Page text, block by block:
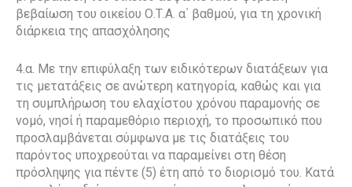
βεβαίωση του οικείου Ο.Τ.Α. α΄ βαθμού, για τη χρονική
διάρκεια της απασχόλησης
4.α. Με την επιφύλαξη των ειδικότερων διατάξεων για
τις μετατάξεις σε ανώτερη κατηγορία, καθώς και για
τη συμπλήρωση του ελαχίστου χρόνου παραμονής σε
νομό, νησί ή παραμεθόριο περιοχή, το προσωπικό που
προσλαμβάνεται σύμφωνα με τις διατάξεις του
παρόντος υποχρεούται να παραμείνει στη θέση
πρόσληψης για πέντε (5) έτη από το διορισμό του. Κατά